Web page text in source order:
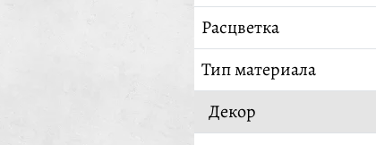
Расцветка
Тип материала
Декор